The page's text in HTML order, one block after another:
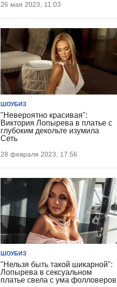
26 мая 2023, 11:03
ШОУБИЗ
"Невероятно красивая":
Виктория Лопырева в платье с
глубоким декольте изумила
Сеть
28 февраля 2023, 17:56
ШОУБИЗ
"Нельзя быть такой шикарной":
Лопырева в сексуальном
платье свела с ума фолловеров